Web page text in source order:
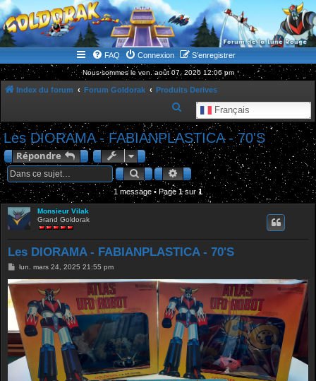
WWW.GOLDORAKGO.COM
le site de la Lune Rouge
FAQ Connexion S’enregistrer
Nous sommes le ven. août 07, 2026 12:06 pm
Index du forum Forum Goldorak Produits Derives
Français
e
c
e
r
Les DIORAMA - FABIANPLASTICA - 70'S
Répondre
RechercherRecherche avancée
1 message • Page 1sur1
Monsieur Vilak
Grand Goldorak
Les DIORAMA - FABIANPLASTICA - 70'S
M
s
g
e
lun. mars 24, 2025 21:55 pm